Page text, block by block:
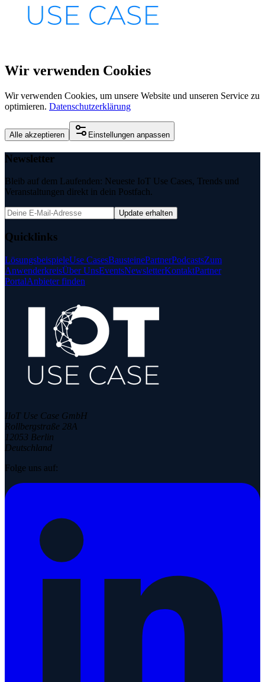
Wir verwenden Cookies
Wir verwenden Cookies, um unsere Website und unseren Service zu
optimieren. Datenschutzerklärung
Alle akzeptieren Einstellungen anpassen
Newsletter
Bleib auf dem Laufenden: Neueste IoT Use Cases, Trends und
Veranstaltungen direkt in dein Postfach.
Update erhalten
Quicklinks
LösungsbeispieleUse CasesBausteinePartnerPodcastsZum
AnwenderkreisÜber UnsEventsNewsletterKontaktPartner
PortalAnbieter finden
IIoT Use Case GmbH
Rollbergstraße 28A
12053 Berlin
Deutschland
Folge uns auf: